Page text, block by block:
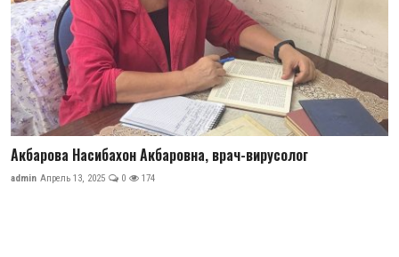
Акбарова Насибахон Акбаровна, врач-вирусолог
admin Апрель 13, 2025 0 174